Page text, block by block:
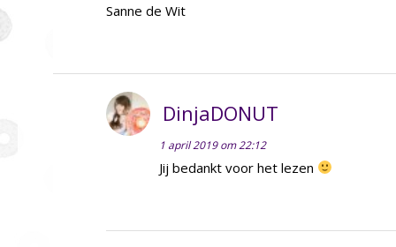
Sanne de Wit
DinjaDONUT
1 april 2019 om 22:12
Jij bedankt voor het lezen